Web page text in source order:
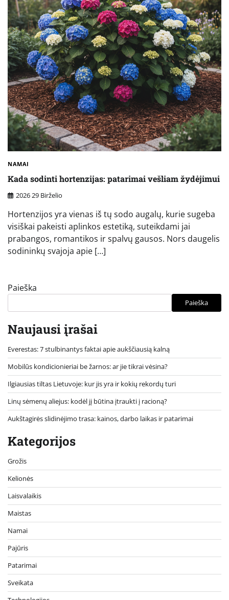
NAMAI
Kada sodinti hortenzijas: patarimai vešliam žydėjimui
2026 29 Birželio
Hortenzijos yra vienas iš tų sodo augalų, kurie sugeba
visiškai pakeisti aplinkos estetiką, suteikdami jai
prabangos, romantikos ir spalvų gausos. Nors daugelis
sodininkų svajoja apie […]
Paieška
Paieška
Naujausi įrašai
Everestas: 7 stulbinantys faktai apie aukščiausią kalną
Mobilūs kondicionieriai be žarnos: ar jie tikrai vėsina?
Ilgiausias tiltas Lietuvoje: kur jis yra ir kokių rekordų turi
Linų sėmenų aliejus: kodėl jį būtina įtraukti į racioną?
Aukštagirės slidinėjimo trasa: kainos, darbo laikas ir patarimai
Kategorijos
Grožis
Kelionės
Laisvalaikis
Maistas
Namai
Pajūris
Patarimai
Sveikata